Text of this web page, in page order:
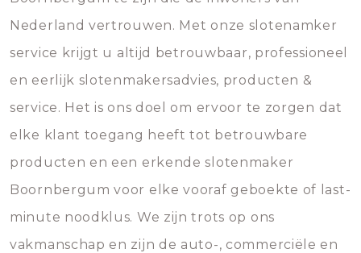
Nederland vertrouwen. Met onze slotenamker
service krijgt u altijd betrouwbaar, professioneel
en eerlijk slotenmakersadvies, producten &
service. Het is ons doel om ervoor te zorgen dat
elke klant toegang heeft tot betrouwbare
producten en een erkende slotenmaker
Boornbergum voor elke vooraf geboekte of last-
minute noodklus. We zijn trots op ons
vakmanschap en zijn de auto-, commerciële en